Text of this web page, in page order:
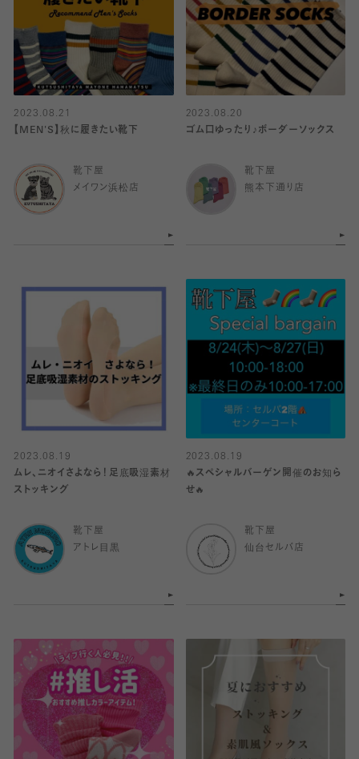
2023.08.21
【MEN'S】秋に履きたい靴下
靴下屋
メイワン浜松店
2023.08.20
ゴム口ゆったり♪ボーダーソックス
靴下屋
熊本下通り店
2023.08.19
ムレ、ニオイさよなら！足底吸湿素材
ストッキング
靴下屋
アトレ目黒
2023.08.19
🔥スペシャルバーゲン開催のお知ら
せ🔥
靴下屋
仙台セルバ店